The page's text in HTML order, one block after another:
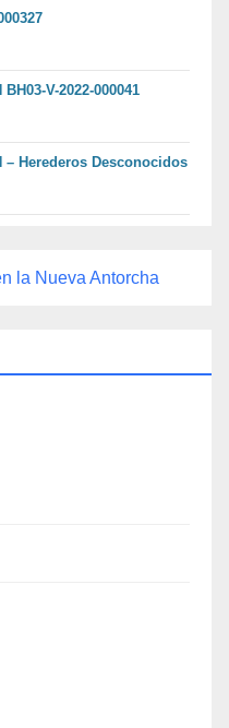
V-2022-000041
– Herederos Desconocidos